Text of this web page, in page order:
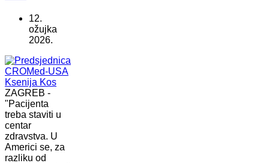
12.
ožujka
2026.
ZAGREB -
"Pacijenta
treba staviti u
centar
zdravstva. U
Americi se, za
razliku od